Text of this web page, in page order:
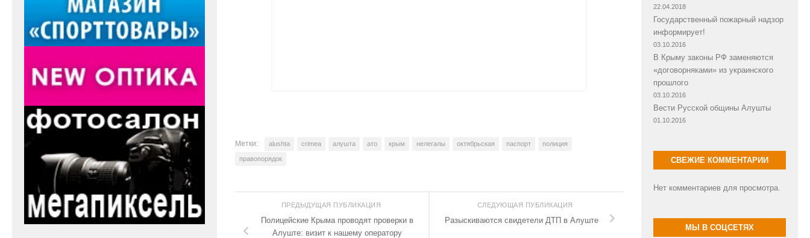
Метки: alushta crimea алушта ато крым нелегалы октябрьская паспорт полиция
правопорядок
СЛЕДУЮЩАЯ ПУБЛИКАЦИЯ
Разыскиваются свидетели ДТП в Алуште
ПРЕДЫДУЩАЯ ПУБЛИКАЦИЯ
Полицейские Крыма проводят проверки в
Алуште: визит к нашему оператору
22.04.2018
Государственный пожарный надзор
информирует!
03.10.2016
В Крыму законы РФ заменяются
«договорняками» из украинского
прошлого
03.10.2016
Вести Русской общины Алушты
01.10.2016
СВЕЖИЕ КОММЕНТАРИИ
Нет комментариев для просмотра.
МЫ В СОЦСЕТЯХ